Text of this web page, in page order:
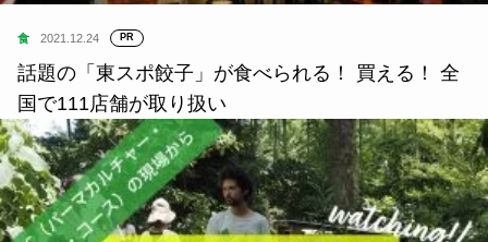
食 2021.12.24 PR
話題の「東スポ餃子」が食べられる！ 買える！ 全
国で111店舗が取り扱い